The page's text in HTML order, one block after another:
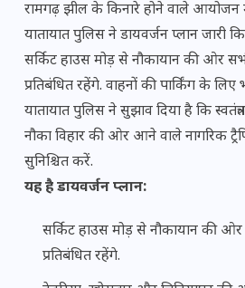
रामगढ़ झील के किनारे होने वाले
यातायात पुलिस ने डायवर्जन प्लान जारी
सर्किट हाउस मोड़ से नौकायान की ओर
प्रतिबंधित रहेंगे. वाहनों की पार्किंग के लिए
यातायात पुलिस ने सुझाव दिया है कि
नौका विहार की ओर आने वाले नागरिक
सुनिश्चित करें.
यह है डायवर्जन प्लान:
सर्किट हाउस मोड़ से नौकायान की
प्रतिबंधित रहेंगे.